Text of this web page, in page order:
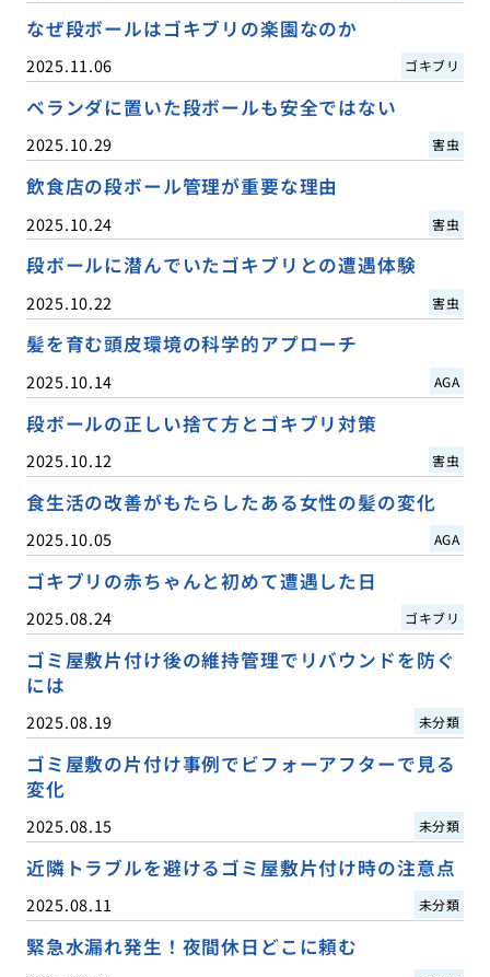
なぜ段ボールはゴキブリの楽園なのか
2025.11.06 ゴキブリ
ベランダに置いた段ボールも安全ではない
2025.10.29 害虫
飲食店の段ボール管理が重要な理由
2025.10.24 害虫
段ボールに潜んでいたゴキブリとの遭遇体験
2025.10.22 害虫
髪を育む頭皮環境の科学的アプローチ
2025.10.14 AGA
段ボールの正しい捨て方とゴキブリ対策
2025.10.12 害虫
食生活の改善がもたらしたある女性の髪の変化
2025.10.05 AGA
ゴキブリの赤ちゃんと初めて遭遇した日
2025.08.24 ゴキブリ
ゴミ屋敷片付け後の維持管理でリバウンドを防ぐ
には
2025.08.19 未分類
ゴミ屋敷の片付け事例でビフォーアフターで見る
変化
2025.08.15 未分類
近隣トラブルを避けるゴミ屋敷片付け時の注意点
2025.08.11 未分類
緊急水漏れ発生！夜間休日どこに頼む